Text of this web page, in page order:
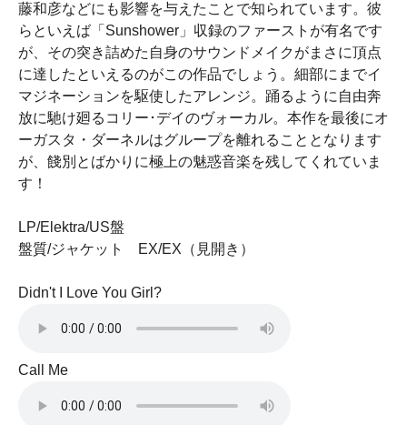
藤和彦などにも影響を与えたことで知られています。彼
らといえば「Sunshower」収録のファーストが有名です
が、その突き詰めた自身のサウンドメイクがまさに頂点
に達したといえるのがこの作品でしょう。細部にまでイ
マジネーションを駆使したアレンジ。踊るように自由奔
放に馳け廻るコリー･デイのヴォーカル。本作を最後にオ
ーガスタ・ダーネルはグループを離れることとなります
が、餞別とばかりに極上の魅惑音楽を残してくれていま
す！
LP/Elektra/US盤
盤質/ジャケット EX/EX（見開き）
Didn't I Love You Girl?
Call Me